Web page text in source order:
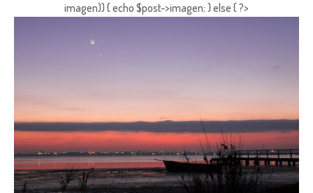
imagen)) { echo $post->imagen; } else { ?>